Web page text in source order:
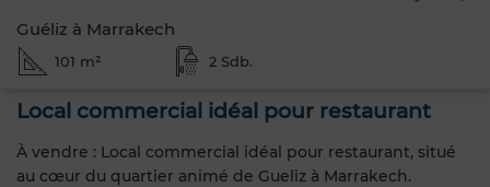
Guéliz à Marrakech
101 m² 2 Sdb.
Local commercial idéal pour restaurant
À vendre : Local commercial idéal pour restaurant, situé
au cœur du quartier animé de Gueliz à Marrakech.